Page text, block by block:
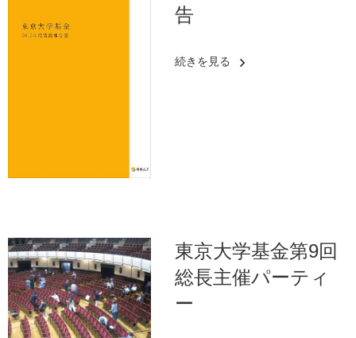
告
続きを見る
東京大学基金第9回
総長主催パーティ
ー